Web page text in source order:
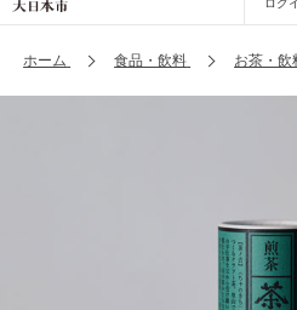
ホーム 食品・飲料 お茶・飲